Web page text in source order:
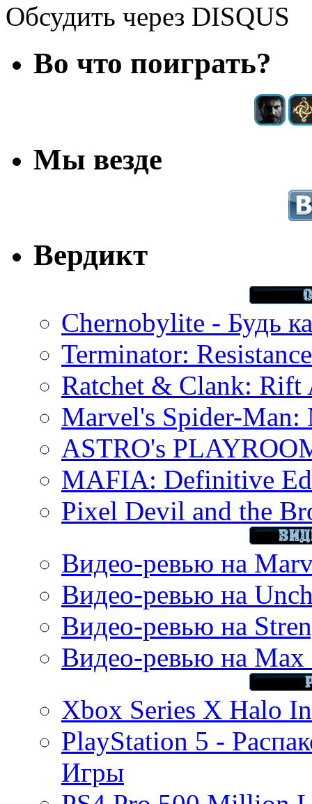
Обсудить через DISQUS
Во что поиграть?
Мы везде
Вердикт
Chernobylite - Будь
Terminator:
Ratchet & Clank: Rift
Marvel's Spider-Man:
ASTRO's
MAFIA: Definitive
Pixel Devil and the
Видео-ревью на
Видео-ревью на
Видео-ревью на
Видео-ревью на Max
Xbox Series X Halo
PlayStation 5 -
Игры